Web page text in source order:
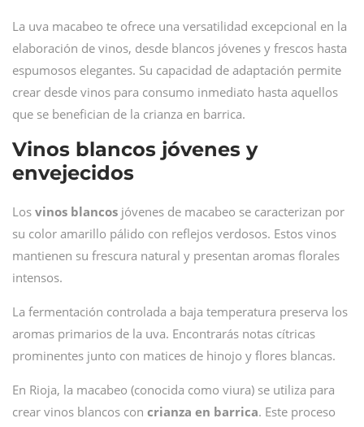
La uva macabeo te ofrece una versatilidad excepcional en la
elaboración de vinos, desde blancos jóvenes y frescos hasta
espumosos elegantes. Su capacidad de adaptación permite
crear desde vinos para consumo inmediato hasta aquellos
que se benefician de la crianza en barrica.
Vinos blancos jóvenes y
envejecidos
Los vinos blancos jóvenes de macabeo se caracterizan por
su color amarillo pálido con reflejos verdosos. Estos vinos
mantienen su frescura natural y presentan aromas florales
intensos.
La fermentación controlada a baja temperatura preserva los
aromas primarios de la uva. Encontrarás notas cítricas
prominentes junto con matices de hinojo y flores blancas.
En Rioja, la macabeo (conocida como viura) se utiliza para
crear vinos blancos con crianza en barrica. Este proceso